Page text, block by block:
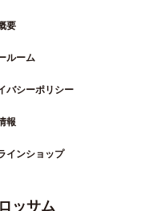
要
ルーム
バシーポリシー
報
インショップ
ッサム